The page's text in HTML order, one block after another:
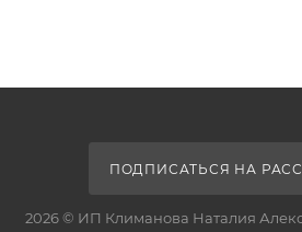
ПОДПИСАТЬСЯ НА
2026 © ИП Климанова Наталия